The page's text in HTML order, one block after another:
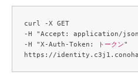
curl -X GET
-H "Accept: application/
-H "X-Auth-Token:
トークン"
https://